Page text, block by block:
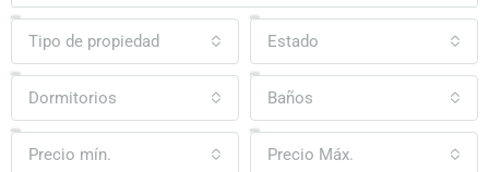
Tipo de propiedad Estado
Dormitorios Baños
Precio mín. Precio Máx.